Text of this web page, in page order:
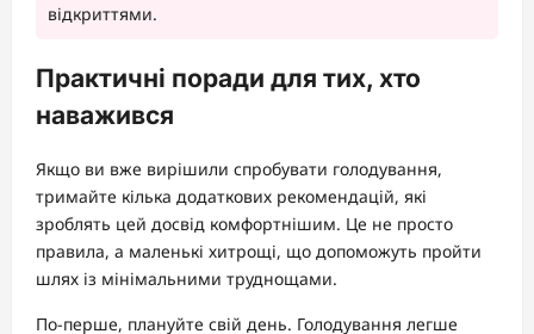
відкриттями.
Практичні поради для тих, хто
наважився
Якщо ви вже вирішили спробувати голодування,
тримайте кілька додаткових рекомендацій, які
зроблять цей досвід комфортнішим. Це не просто
правила, а маленькі хитрощі, що допоможуть пройти
шлях із мінімальними труднощами.
По-перше, плануйте свій день. Голодування легше